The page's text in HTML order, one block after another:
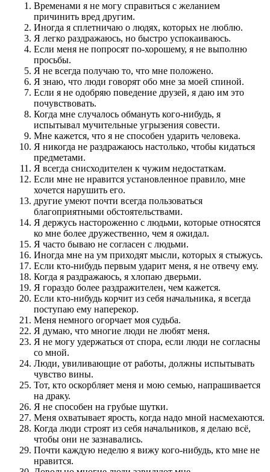
Временами я не могу справиться с желанием
причинить вред другим.
Иногда я сплетничаю о людях, которых не люблю.
Я легко раздражаюсь, но быстро успокаиваюсь.
Если меня не попросят по-хорошему, я не выполню
просьбы.
Я не всегда получаю то, что мне положено.
Я знаю, что люди говорят обо мне за моей спиной.
Если я не одобряю поведение друзей, я даю им это
почувствовать.
Когда мне случалось обмануть кого-нибудь, я
испытывал мучительные угрызения совести.
Мне кажется, что я не способен ударить человека.
Я никогда не раздражаюсь настолько, чтобы кидаться
предметами.
Я всегда снисходителен к чужим недостаткам.
Если мне не нравится установленное правило, мне
хочется нарушить его.
другие умеют почти всегда пользоваться
благоприятными обстоятельствами.
Я держусь настороженно с людьми, которые относятся
ко мне более дружественно, чем я ожидал.
Я часто бываю не согласен с людьми.
Иногда мне на ум приходят мысли, которых я стыжусь.
Если кто-нибудь первым ударит меня, я не отвечу ему.
Когда я раздражаюсь, я хлопаю дверьми.
Я гораздо более раздражителен, чем кажется.
Если кто-нибудь корчит из себя начальника, я всегда
поступаю ему наперекор.
Меня немного огорчает моя судьба.
Я думаю, что многие люди не любят меня.
Я не могу удержаться от спора, если люди не согласны
со мной.
Люди, увиливающие от работы, должны испытывать
чувство вины.
Тот, кто оскорбляет меня и мою семью, напрашивается
на драку.
Я не способен на грубые шутки.
Меня охватывает ярость, когда надо мной насмехаются.
Когда люди строят из себя начальников, я делаю всё,
чтобы они не зазнавались.
Почти каждую неделю я вижу кого-нибудь, кто мне не
нравится.